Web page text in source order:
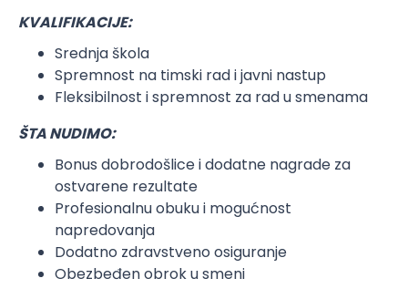
KVALIFIKACIJE:
Srednja škola
Spremnost na timski rad i javni nastup
Fleksibilnost i spremnost za rad u smenama
ŠTA NUDIMO:
Bonus dobrodošlice i dodatne nagrade za
ostvarene rezultate
Profesionalnu obuku i mogućnost
napredovanja
Dodatno zdravstveno osiguranje
Obezbeđen obrok u smeni